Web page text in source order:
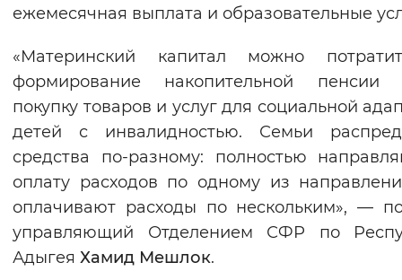
ежемесячная выплата и образовательные
«Материнский капитал можно
формирование накопительной пенсии
покупку товаров и услуг для социальной
детей с инвалидностью. Семьи
средства по-разному: полностью
оплату расходов по одному из
оплачивают расходы по нескольким», —
управляющий Отделением СФР по
Адыгея Хамид Мешлок.